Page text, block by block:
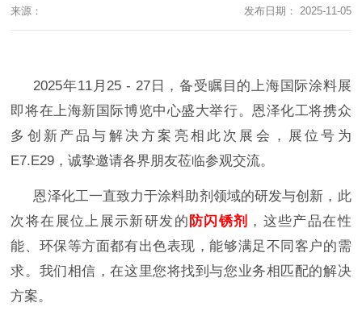
来源： 发布日期： 2025-11-05
2025年11月25 - 27日，备受瞩目的上海国际涂料展
即将在上海新国际博览中心盛大举行。恩泽化工将携众
多创新产品与解决方案亮相此次展会，展位号为
E7.E29，诚挚邀请各界朋友莅临参观交流。
恩泽化工一直致力于涂料助剂领域的研发与创新，此
次将在展位上展示新研发的 防闪锈剂 ，这些产品在性
能、环保等方面都有出色表现，能够满足不同客户的需
求。我们相信，在这里您将找到与您业务相匹配的解决
方案。